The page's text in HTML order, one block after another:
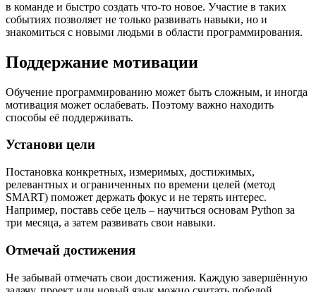
в команде и быстро создать что-то новое. Участие в таких
событиях позволяет не только развивать навыки, но и
знакомиться с новыми людьми в области программирования.
Поддержание мотивации
Обучение программированию может быть сложным, и иногда
мотивация может ослабевать. Поэтому важно находить
способы её поддерживать.
Установи цели
Постановка конкретных, измеримых, достижимых,
релевантных и ограниченных по времени целей (метод
SMART) поможет держать фокус и не терять интерес.
Например, поставь себе цель – научиться основам Python за
три месяца, а затем развивать свои навыки.
Отмечай достижения
Не забывай отмечать свои достижения. Каждую завершённую